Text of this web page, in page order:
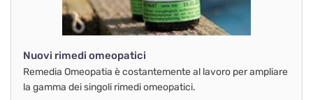
Nuovi rimedi omeopatici
Remedia Omeopatia è costantemente al lavoro per ampliare
la gamma dei singoli rimedi omeopatici.